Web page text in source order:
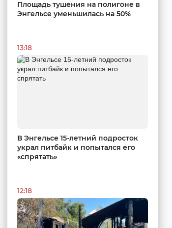
Площадь тушения на полигоне в
Энгельсе уменьшилась на 50%
13:18
В Энгельсе 15-летний подросток
украл питбайк и попытался его
«спрятать»
12:18